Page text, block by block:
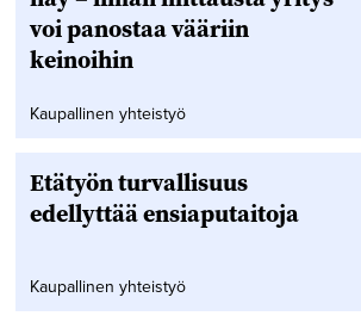
voi panostaa vääriin
keinoihin
Kaupallinen yhteistyö
Etätyön turvallisuus
edellyttää ensiaputaitoja
Kaupallinen yhteistyö